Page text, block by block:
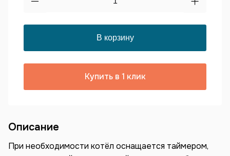
Купить в 1 клик
Описание
При необходимости котёл оснащается таймером,